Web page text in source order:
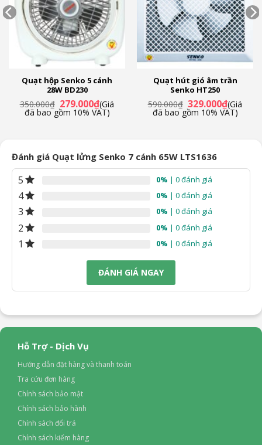
– Sử dụng motor bạc thau với công nghệ mới quấn trực tiếp
giúp quạt hoạt động bền bỉ, vận hành êm ái, ít tạo tiếng ồn,
hạn chế ăn mòn tốt.
– Công suất hoạt động 65W làm mát nhanh chóng, tối ưu hiệu
suất sử dụng quạt cho lưu lượng gió lên tới 88.6 m3/phút.
Mức gió, chế độ gió
– Quạt có 3 tốc độ gió từ thấp – trung bình – cao tương
đương với các mức số 1 – 2 – 3 cho bạn tùy chọn các mức gió
phù hợp theo nhu cầu sử dụng.
– Quạt Senko trang bị một chế độ gió thường sẽ thổi ra luồng
Quạt hộp Senko 5 cánh
28W BD230
350.000₫ Giá
gốc
là:
279.000₫Giá
hiện
tại
(Giá
đã bao gồm 10% VAT)
Quạt hút gió âm trần
Senko HT250
590.000₫ Giá
gốc
là:
329.000₫Giá
hiện
tại
(Giá
đã bao gồm 10% VAT)
Đánh giá Quạt lửng Senko 7 cánh 65W LTS1636
5 0% | 0 đánh giá
4 0% | 0 đánh giá
3 0% | 0 đánh giá
2 0% | 0 đánh giá
1 0% | 0 đánh giá
ĐÁNH GIÁ NGAY
Hỗ Trợ - Dịch Vụ
Hướng dẫn đặt hàng và thanh toán
Tra cứu đơn hàng
Chính sách bảo mật
Chính sách bảo hành
Chính sách đổi trả
Chính sách kiểm hàng